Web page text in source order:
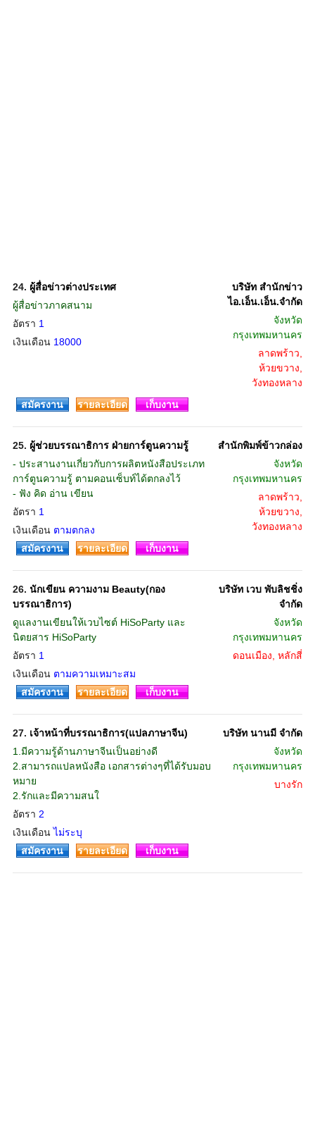
24. ผู้สื่อข่าวต่างประเทศ
ผู้สื่อข่าวภาคสนาม
อัตรา 1
เงินเดือน 18000
บริษัท สำนักข่าว
ไอ.เอ็น.เอ็น.จำกัด
จังหวัด
กรุงเทพมหานคร
ลาดพร้าว,
ห้วยขวาง,
วังทองหลาง
สมัครงาน
รายละเอียด เก็บงาน
25. ผู้ช่วยบรรณาธิการ ฝ่ายการ์ตูนความรู้
- ประสานงานเกี่ยวกับการผลิตหนังสือประเภท
การ์ตูนความรู้ ตามคอนเซ็บท์ได้ตกลงไว้
- ฟัง คิด อ่าน เขียน
อัตรา 1
เงินเดือน ตามตกลง
สำนักพิมพ์ข้าวกล่อง
จังหวัด
กรุงเทพมหานคร
ลาดพร้าว,
ห้วยขวาง,
วังทองหลาง
สมัครงาน
รายละเอียด เก็บงาน
26. นักเขียน ความงาม Beauty(กอง
บรรณาธิการ)
ดูแลงานเขียนให้เวบไซต์ HiSoParty และ
นิตยสาร HiSoParty
อัตรา 1
เงินเดือน ตามความเหมาะสม
บริษัท เวบ พับลิชชิ่ง
จำกัด
จังหวัด
กรุงเทพมหานคร
ดอนเมือง, หลักสี่
สมัครงาน รายละเอียด เก็บงาน
27. เจ้าหน้าที่บรรณาธิการ(แปลภาษาจีน)
1.มีความรู้ด้านภาษาจีนเป็นอย่างดี
2.สามารถแปลหนังสือ เอกสารต่างๆที่ได้รับมอบ
หมาย
2.รักและมีความสนใ
อัตรา 2
เงินเดือนไม่ระบุ
บริษัท นานมี จำกัด
จังหวัด
กรุงเทพมหานคร
บางรัก
สมัครงาน รายละเอียด เก็บงาน